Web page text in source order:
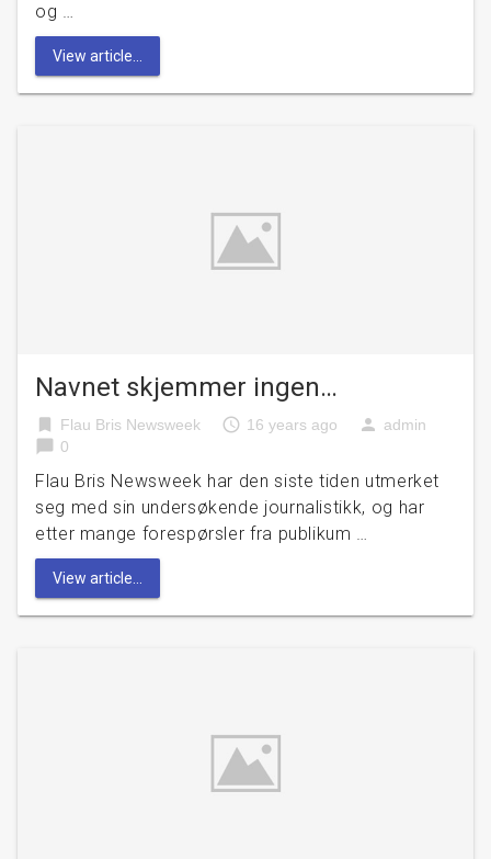
og …
View article...
Navnet skjemmer ingen…
bookmark Flau Bris Newsweek access_time 16 years ago person admin
chat_bubble 0
Flau Bris Newsweek har den siste tiden utmerket
seg med sin undersøkende journalistikk, og har
etter mange forespørsler fra publikum …
View article...